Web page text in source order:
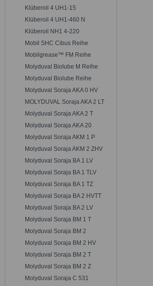
Klüberoil 4 UH1-15
Klüberoil 4 UH1-460 N
Klüberoil NH1 4-220
Mobil SHC Cibus Reihe
Mobilgrease™ FM Reihe
Molyduval Biolube M Reihe
Molyduval Biolube Reihe
Molyduval Soraja AKA 0 HV
MOLYDUVAL Soraja AKA 2 LT
Molyduval Soraja AKA 2 T
Molyduval Soraja AKA 20
Molyduval Soraja AKM 1 P
Molyduval Soraja AKM 2 ZHV
Molyduval Soraja BA 1 LV
Molyduval Soraja BA 1 TLV
Molyduval Soraja BA 1 TZ
Molyduval Soraja BA 2 HVTT
Molyduval Soraja BA 2 LV
Molyduval Soraja BM 1 T
Molyduval Soraja BM 2
Molyduval Soraja BM 2 HV
Molyduval Soraja BM 2 T
Molyduval Soraja BM 2 Z
Molyduval Soraja C 531